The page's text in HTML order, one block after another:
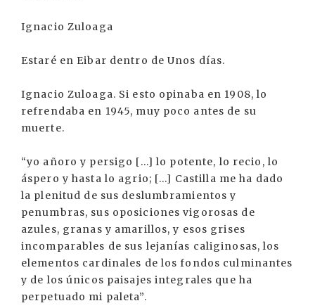
Ignacio Zuloaga
Estaré en Eibar dentro de Unos días.
Ignacio Zuloaga. Si esto opinaba en 1908, lo
refrendaba en 1945, muy poco antes de su
muerte.
“yo añoro y persigo [...] lo potente, lo recio, lo
áspero y hasta lo agrio; [...] Castilla me ha dado
la plenitud de sus deslumbramientos y
penumbras, sus oposiciones vigorosas de
azules, granas y amarillos, y esos grises
incomparables de sus lejanías caliginosas, los
elementos cardinales de los fondos culminantes
y de los únicos paisajes integrales que ha
perpetuado mi paleta”.